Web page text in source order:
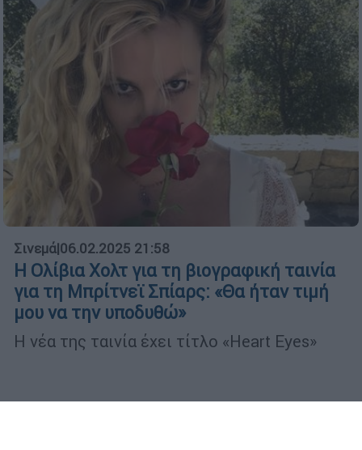
Σινεμά|06.02.2025 21:58
Η Ολίβια Χολτ για τη βιογραφική ταινία
για τη Μπρίτνεϊ Σπίαρς: «Θα ήταν τιμή
μου να την υποδυθώ»
Η νέα της ταινία έχει τίτλο «Heart Eyes»